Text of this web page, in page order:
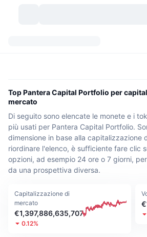
Istantanee storiche
Sblocchi di token
Risorse del mondo reale
Panoramica di mercato
Mercato Spot
N. di criptovalute
BNB Tesorerie
Di tendenza
Nuovo
Explorer meme
Scambi centralizzati
Spot
Exchange decentralizzati
Community
Feed
Live
API
API Crypto
Prodotti
Top Pantera Capital Portfolio per
mercato
Di seguito sono elencate le monete e i
più usati per Pantera Capital Portfolio.
dimensione in base alla capitalizzazione
riordinare l'elenco, è sufficiente fare clic
opzioni, ad esempio 24 ore o 7 giorni,
da una prospettiva diversa.
Capitalizzazione di
mercato
€1,397,886,635,707
0.12%